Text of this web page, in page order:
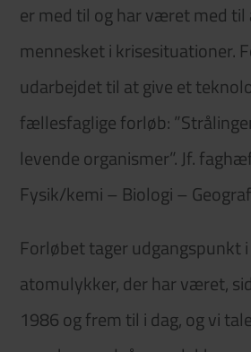
er med til og har været med
mennesket i krisesituationer.
udarbejdet til at give et
fællesfaglige forløb:
levende organismer”. Jf.
Fysik/kemi – Biologi –
Forløbet tager udgangspunkt
atomulykker, der har været,
1986 og frem til i dag, og vi